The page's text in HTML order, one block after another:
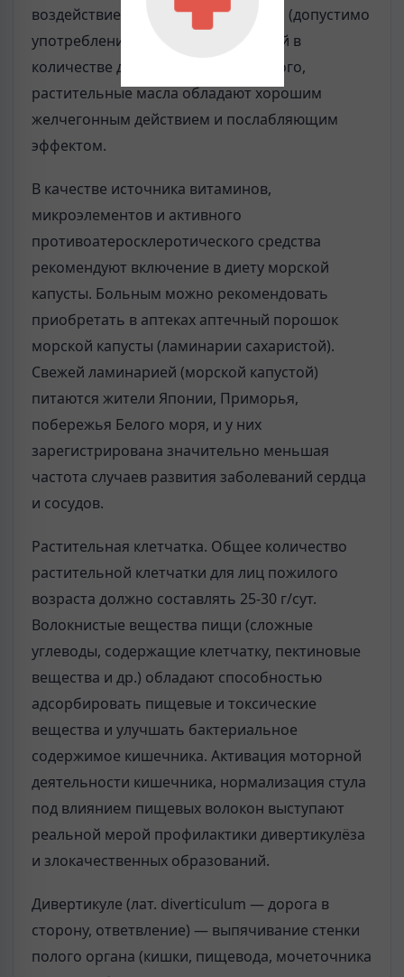
воздействие на обмен холестерина (допустимо
употребление холестерина с пищей в
количестве до 300 мг/сут). Кроме того,
растительные масла обладают хорошим
желчегонным действием и послабляющим
эффектом.
В качестве источника витаминов,
микроэлементов и активного
противоатеросклеротического средства
рекомендуют включение в диету морской
капусты. Больным можно рекомендовать
приобретать в аптеках аптечный порошок
морской капусты (ламинарии сахаристой).
Свежей ламинарией (морской капустой)
питаются жители Японии, Приморья,
побережья Белого моря, и у них
зарегистрирована значительно меньшая
частота случаев развития заболеваний сердца
и сосудов.
Растительная клетчатка. Общее количество
растительной клетчатки для лиц пожилого
возраста должно составлять 25-30 г/сут.
Волокнистые вещества пищи (сложные
углеводы, содержащие клетчатку, пектиновые
вещества и др.) обладают способностью
адсорбировать пищевые и токсические
вещества и улучшать бактериальное
содержимое кишечника. Активация моторной
деятельности кишечника, нормализация стула
под влиянием пищевых волокон выступают
реальной мерой профилактики дивертикулёза
и злокачественных образований.
Дивертикуле (лат. diverticulum — дорога в
сторону, ответвление) — выпячивание стенки
полого органа (кишки, пищевода, мочеточника